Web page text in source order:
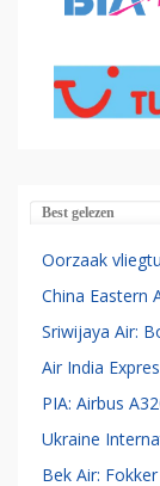
Best gelezen
Oorzaak
China Eastern
Sriwijaya Air:
Air India
PIA: Airbus
Ukraine
Bek Air: